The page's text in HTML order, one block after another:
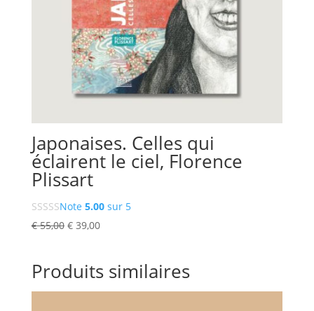
Japonaises. Celles qui
éclairent le ciel, Florence
Plissart
Note 5.00sur 5
€55,00 Le
était :
€ 55,00.
€39,00Le
est :
€ 39,00.
Produits similaires